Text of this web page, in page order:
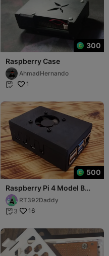
300
Raspberry Case
AhmadHernando
 1
500
Raspberry Pi 4 Model B
CaseRT392Daddy
 3 16